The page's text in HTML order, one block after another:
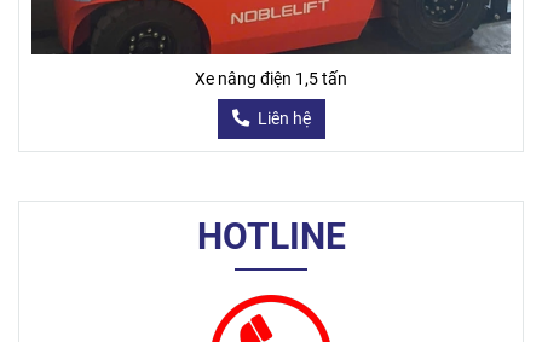
Xe nâng điện 1,5 tấn
Liên hệ
HOTLINE